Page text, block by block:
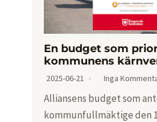
En budget som
kommunens
2025-06-21 Inga
Alliansens budget som
kommunfullmäktige den